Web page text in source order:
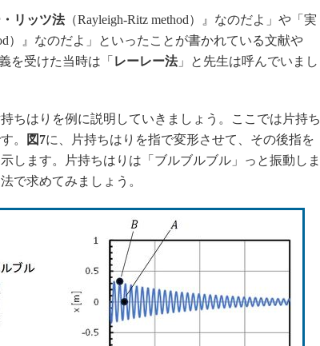
インダストリー4.0
イノベーション
製造業ビッグデータ
植物工場
知財マネジメント
海外生産
新型コロナへの対応
リッツ法（Rayleigh-Ritz method）』なのだよ」や「実
）』なのだよ」といったことが書かれている文献や
を受けた当時は「 レーレー法」と先生は呼んでいまし
ちはりを例に説明していきましょう。ここでは片持ち
。
図7に、片持ちはりを指で変形させて、その後指を
します。片持ちはりは「ブルブルブル」っと振動しま
で求めてみましょう。